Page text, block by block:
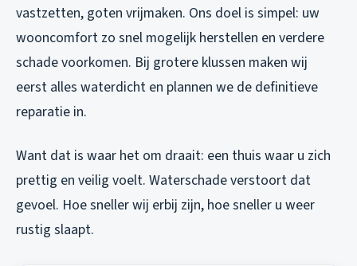
vastzetten, goten vrijmaken. Ons doel is simpel: uw
wooncomfort zo snel mogelijk herstellen en verdere
schade voorkomen. Bij grotere klussen maken wij
eerst alles waterdicht en plannen we de definitieve
reparatie in.
Want dat is waar het om draait: een thuis waar u zich
prettig en veilig voelt. Waterschade verstoort dat
gevoel. Hoe sneller wij erbij zijn, hoe sneller u weer
rustig slaapt.